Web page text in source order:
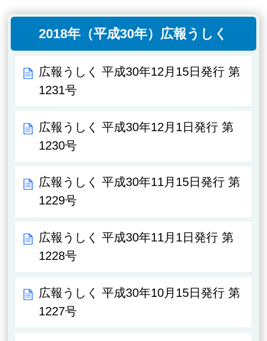
2018年（平成30年）広報うしく
広報うしく 平成30年12月15日発行 第
1231号
広報うしく 平成30年12月1日発行 第
1230号
広報うしく 平成30年11月15日発行 第
1229号
広報うしく 平成30年11月1日発行 第
1228号
広報うしく 平成30年10月15日発行 第
1227号